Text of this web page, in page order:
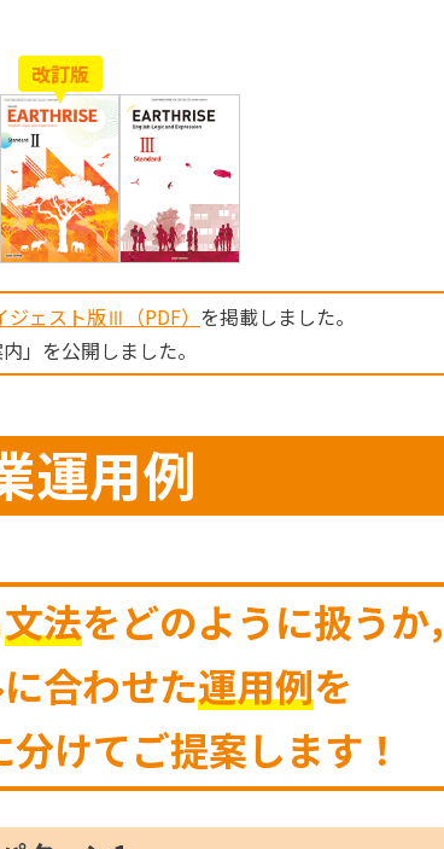
改訂版
ジェスト版Ⅲ（PDF） を掲載しました。
」を公開しました。
運用例
文法をどのように扱うか，
合わせた運用例を
けてご提案します！